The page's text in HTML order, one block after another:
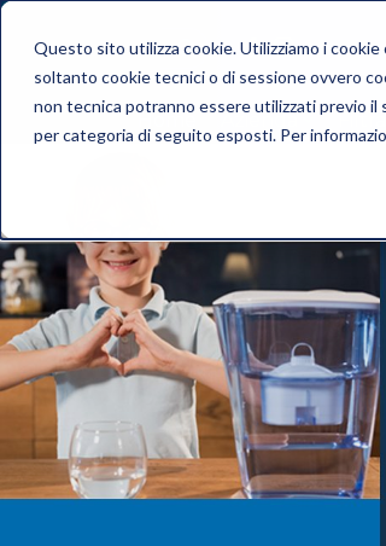
Questo sito utilizza cookie. Utilizziamo i
soltanto cookie tecnici o di sessione ovvero
non tecnica potranno essere utilizzati previo
per categoria di seguito esposti. Per
Home Azienda